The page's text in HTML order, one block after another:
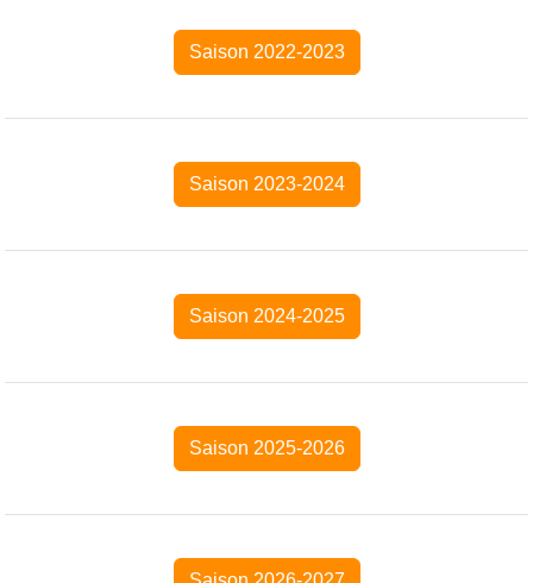
Saison 2022-2023
Saison 2023-2024
Saison 2024-2025
Saison 2025-2026